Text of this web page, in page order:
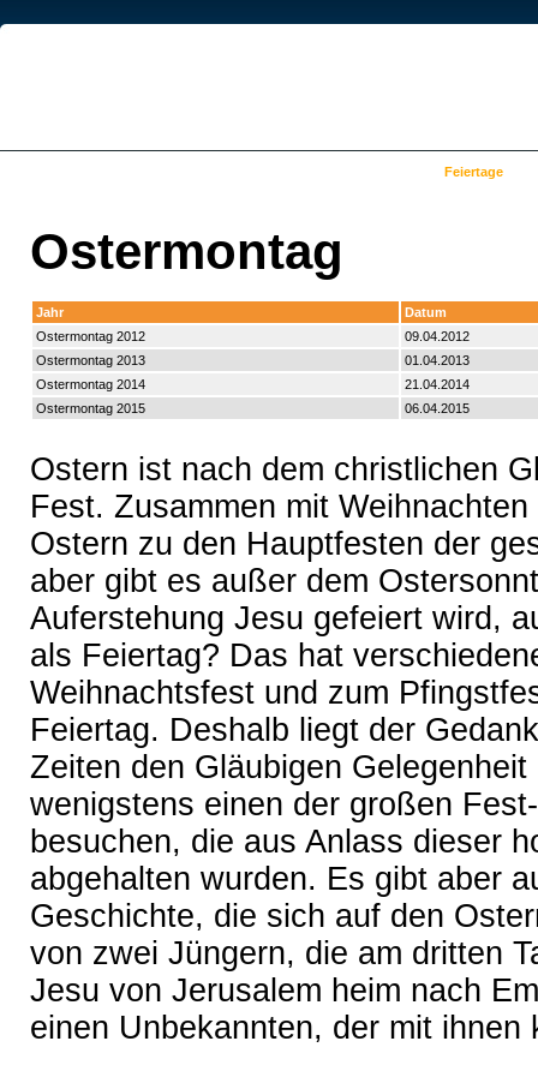
Feiertage
Ostermontag
Jahr
Datum
Ostermontag 2012
09.04.2012
Ostermontag 2013
01.04.2013
Ostermontag 2014
21.04.2014
Ostermontag 2015
06.04.2015
Ostern ist nach dem christlichen
Fest. Zusammen mit
Ostern zu den Hauptfesten der
aber gibt es außer dem
Auferstehung Jesu gefeiert wird,
als Feiertag? Das hat
Weihnachtsfest und zum
Feiertag. Deshalb liegt der
Zeiten den Gläubigen
wenigstens einen der großen
besuchen, die aus Anlass dieser
abgehalten wurden. Es gibt aber
Geschichte, die sich auf den
von zwei Jüngern, die am dritten
Jesu von Jerusalem heim nach
einen Unbekannten, der mit ihnen